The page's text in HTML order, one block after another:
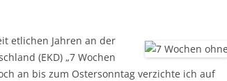
etlichen Jahren an der
(EKD) „7 Wochen
an bis zum Ostersonntag verzichte ich auf